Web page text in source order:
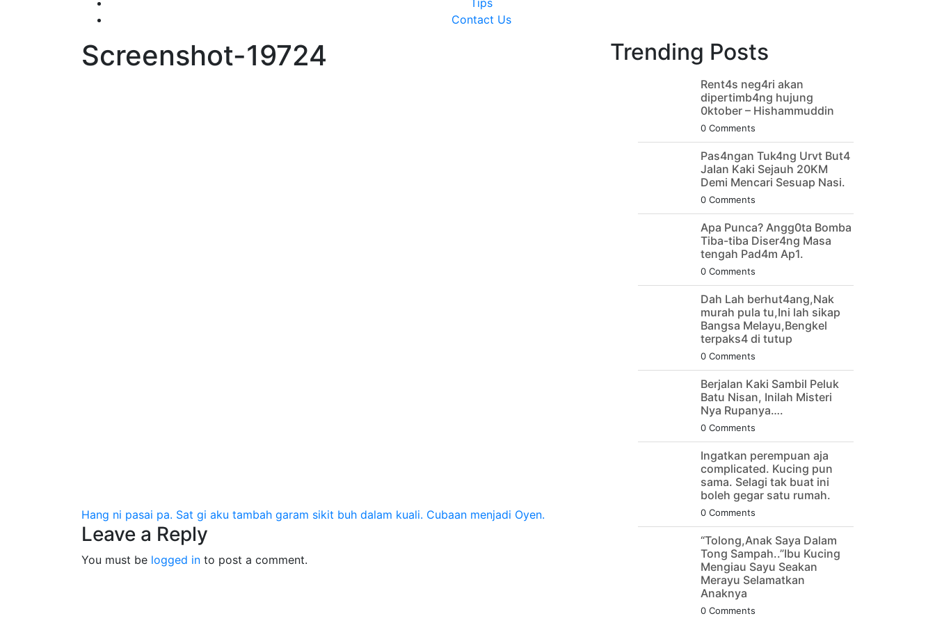
Tips
Contact Us
Screenshot-19724
Post
navigation
Hang ni pasai pa. Sat gi aku tambah garam sikit buh dalam kuali. Cubaan menjadi Oyen.
Leave a Reply
You must be logged in to post a comment.
Trending Posts
Rent4s neg4ri akan
dipertimb4ng hujung
0ktober – Hishammuddin
0 Comments
Pas4ngan Tuk4ng Urvt But4
JaIan Kaki Sejauh 20KM
Demi Mencari Sesuap Nasi.
0 Comments
Apa Punca? Angg0ta Bomba
Tiba-tiba Diser4ng Masa
tengah Pad4m Ap1.
0 Comments
Dah Lah berhut4ang,Nak
murah pula tu,Ini lah sikap
Bangsa Melayu,Bengkel
terpaks4 di tutup
0 Comments
Berjalan Kaki Sambil Peluk
Batu Nisan, Inilah Misteri
Nya Rupanya….
0 Comments
Ingatkan perempuan aja
complicated. Kucing pun
sama. Selagi tak buat ini
boleh gegar satu rumah.
0 Comments
“Tolong,Anak Saya Dalam
Tong Sampah..”Ibu Kucing
Mengiau Sayu Seakan
Merayu Selamatkan
Anaknya
0 Comments